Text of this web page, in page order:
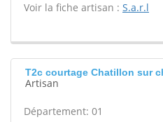
Voir la fiche artisan : S.a.r.l
T2c courtage Chatillon sur
Artisan
Département: 01